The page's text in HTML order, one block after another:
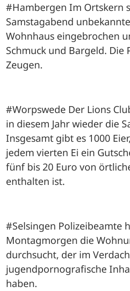
#Hambergen Im Ortskern
Samstagabend
Wohnhaus eingebrochen
Schmuck und Bargeld. Die
Zeugen.
#Worpswede Der Lions
in diesem Jahr wieder die
Insgesamt gibt es 1000
jedem vierten Ei ein
fünf bis 20 Euro von
enthalten ist.
#Selsingen Polizeibeamte
Montagmorgen die
durchsucht, der im
jugendpornografische
haben.